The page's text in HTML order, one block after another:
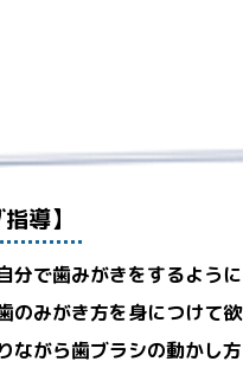
導】
分で歯みがきをするように
のみがき方を身につけて欲
ながら歯ブラシの動かし方